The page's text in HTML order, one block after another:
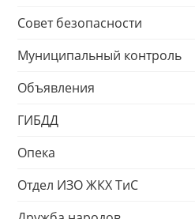
Совет безопасности
Муниципальный контроль
Объявления
ГИБДД
Опека
Отдел ИЗО ЖКХ ТиС